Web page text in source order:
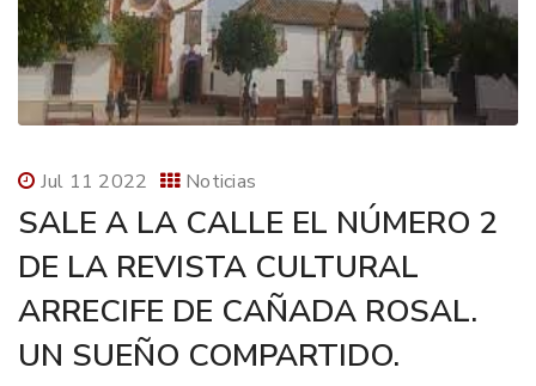
Jul 11 2022 Noticias
SALE A LA CALLE EL NÚMERO 2
DE LA REVISTA CULTURAL
ARRECIFE DE CAÑADA ROSAL.
UN SUEÑO COMPARTIDO.